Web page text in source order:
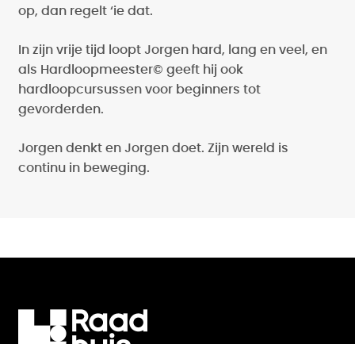
op, dan regelt ‘ie dat.
In zijn vrije tijd loopt Jorgen hard, lang en veel, en
als Hardloopmeester© geeft hij ook
hardloopcursussen voor beginners tot
gevorderden.
Jorgen denkt en Jorgen doet. Zijn wereld is
continu in beweging.